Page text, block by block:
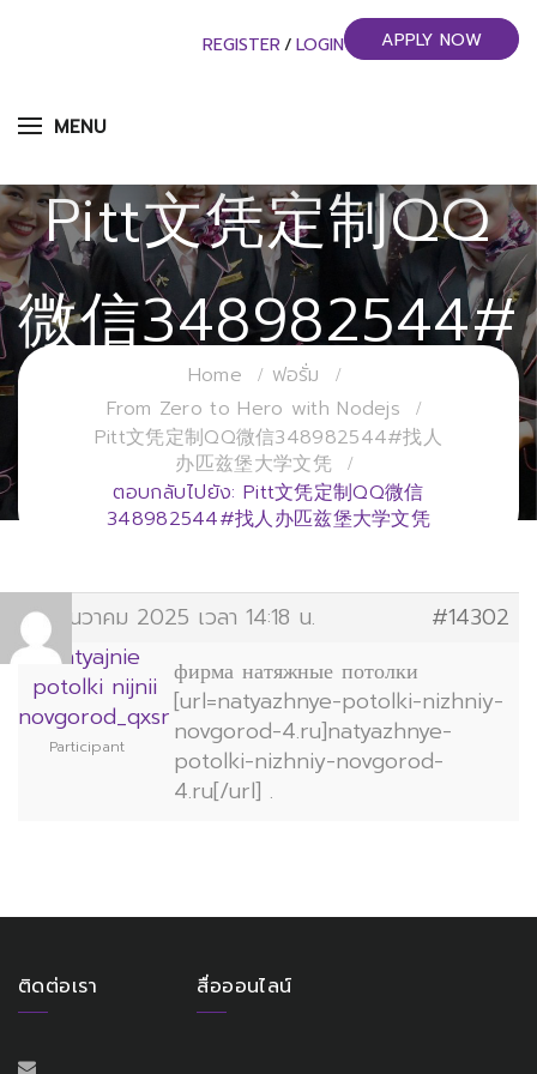
MENU
REGISTER / LOGIN APPLY NOW
ตอบกลับไปยัง:
Pitt文凭定制QQ
微信348982544#
找人办匹兹堡大学
文凭
มหาวิทยาลัยราชภัฏสวนสุนันทา
Home
ฟอรั่ม
From Zero to Hero with Nodejs
Pitt文凭定制QQ微信348982544#找人
办匹兹堡大学文凭
ตอบกลับไปยัง: Pitt文凭定制QQ微信
348982544#找人办匹兹堡大学文凭
19 ธันวาคม 2025 เวลา 14:18 น.
#14302
natyajnie
potolki nijnii
novgorod_qxsr
Participant
фирма натяжные потолки
[url=natyazhnye-potolki-nizhniy-
novgorod-4.ru]natyazhnye-
potolki-nizhniy-novgorod-
4.ru[/url] .
ติดต่อเรา สื่อออนไลน์